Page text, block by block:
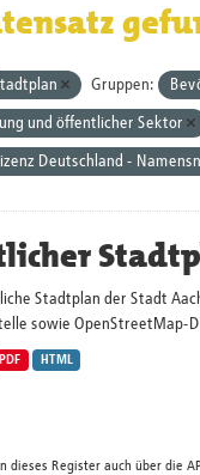
Gruppen:
und öffentlicher Sektor
Deutschland -
Stadtplan der Stadt
sowie OpenStreetMap-
PDF HTML
dieses Register auch über die